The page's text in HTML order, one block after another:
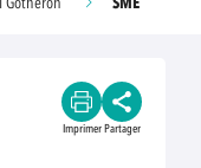
Gotheron
Imprimer Partager